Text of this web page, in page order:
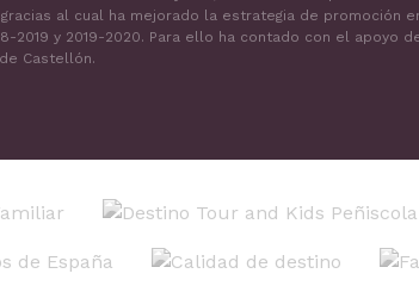
al cual ha mejorado la estrategia de promoción
2019 y 2019-2020. Para ello ha contado con el apoyo
Castellón.